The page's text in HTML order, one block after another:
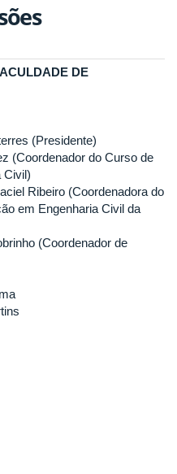
DE
(Presidente)
(Coordenador do Curso de
Civil)
Ribeiro (Coordenadora do
em Engenharia Civil da
(Coordenador de